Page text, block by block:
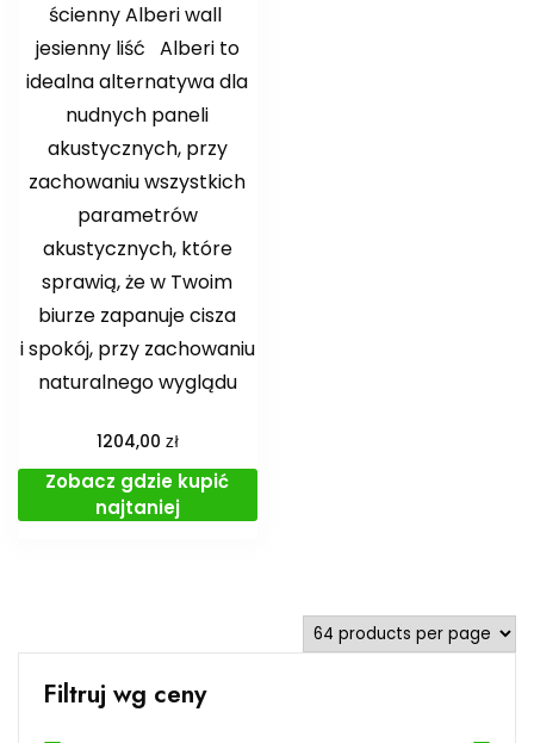
ścienny Alberi wall
jesienny liść Alberi to
idealna alternatywa dla
nudnych paneli
akustycznych, przy
zachowaniu wszystkich
parametrów
akustycznych, które
sprawią, że w Twoim
biurze zapanuje cisza
i spokój, przy zachowaniu
naturalnego wyglądu
1204,00 zł
Zobacz gdzie kupić
najtaniej
Filtruj wg ceny